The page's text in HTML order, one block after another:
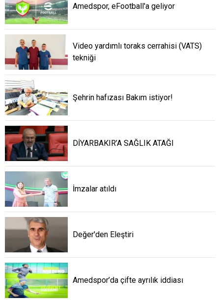
Amedspor, eFootball'a geliyor
Video yardımlı toraks cerrahisi (VATS)
tekniği
Şehrin hafızası Bakım istiyor!
DİYARBAKIR’A SAĞLIK ATAĞI
İmzalar atıldı
Değer'den Eleştiri
Amedspor’da çifte ayrılık iddiası